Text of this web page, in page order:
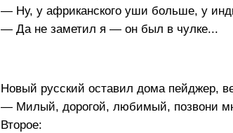
— Ну, у африканского уши больше, у
— Да не заметил я — он был в чулке...
Новый русский оставил дома пейджер,
— Милый, дорогой, любимый, позвони
Второе: